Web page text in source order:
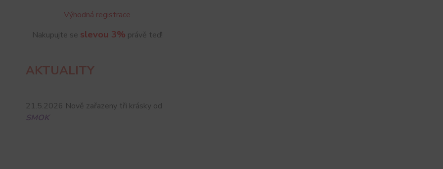
Výhodná registrace
Nakupujte se slevou 3% právě teď!
AKTUALITY
21.5.2026 Nově zařazeny tři krásky od
SMOK